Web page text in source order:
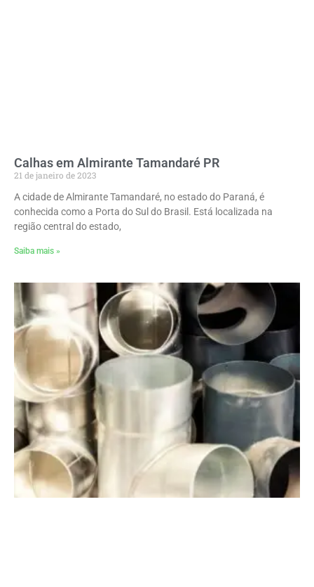
Calhas em Almirante Tamandaré PR
21 de janeiro de 2023
A cidade de Almirante Tamandaré, no estado do Paraná, é
conhecida como a Porta do Sul do Brasil. Está localizada na
região central do estado,
Saiba mais »